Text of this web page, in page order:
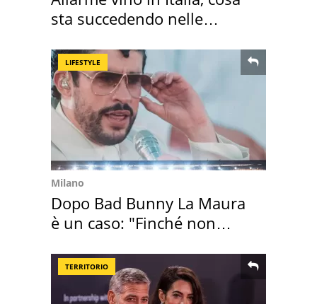
sta succedendo nelle
LIFESTYLE
Milano
Dopo Bad Bunny La Maura
è un caso: "Finché non
TERRITORIO